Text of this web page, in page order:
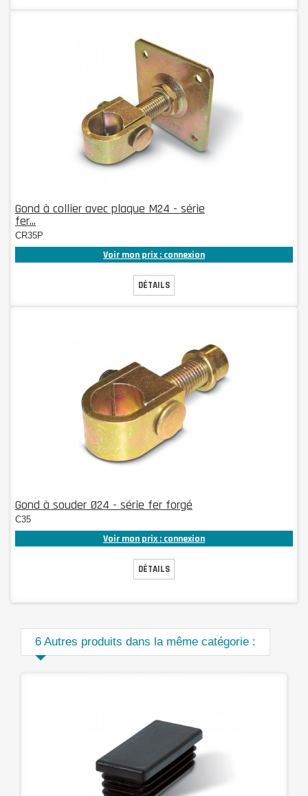
Gond à collier avec plaque M24 - série
fer...
CR35P
Voir mon prix : connexion
DÉTAILS
Gond à souder Ø24 - série fer forgé
C35
Voir mon prix : connexion
DÉTAILS
6 Autres produits dans la même catégorie :